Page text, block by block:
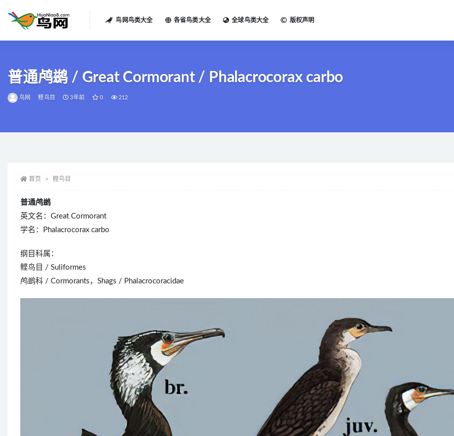
鸟网鸟类大全 各省鸟类大全 全球鸟类大全 版权声明
普通鸬鹚 / Great Cormorant / Phalacrocorax carbo
鸟网 鲣鸟目 3年前 0 212
首页 鲣鸟目
普通鸬鹚
英文名：Great Cormorant
学名：Phalacrocorax carbo
纲目科属：
鲣鸟目 / Suliformes
鸬鹚科 / Cormorants，Shags / Phalacrocoracidae